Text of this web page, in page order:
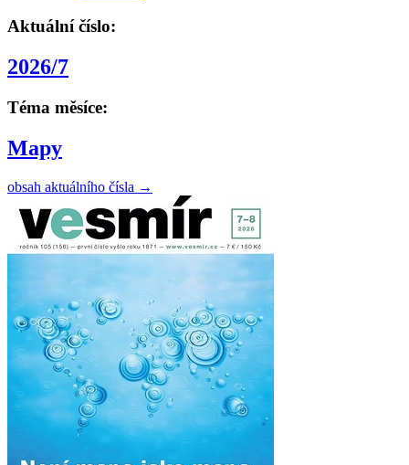
Aktuální číslo:
2026/7
Téma měsíce:
Mapy
obsah aktuálního čísla →